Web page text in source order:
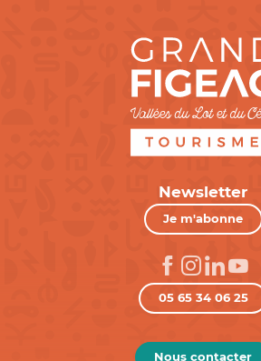
Newsletter
Je m'abonne
05 65 34 06 25
Nous contacter